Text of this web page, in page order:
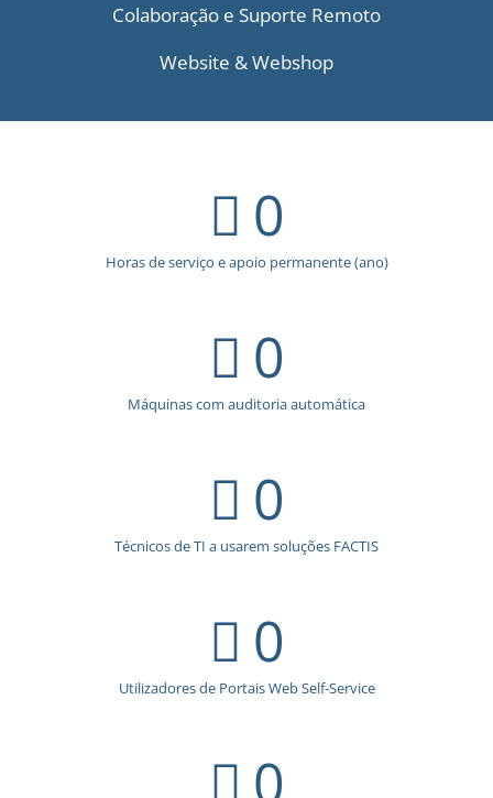
Colaboração e Suporte Remoto
Website & Webshop
0
Horas de serviço e apoio permanente (ano)
0
Máquinas com auditoria automática
0
Técnicos de TI a usarem soluções FACTIS
0
Utilizadores de Portais Web Self-Service
0